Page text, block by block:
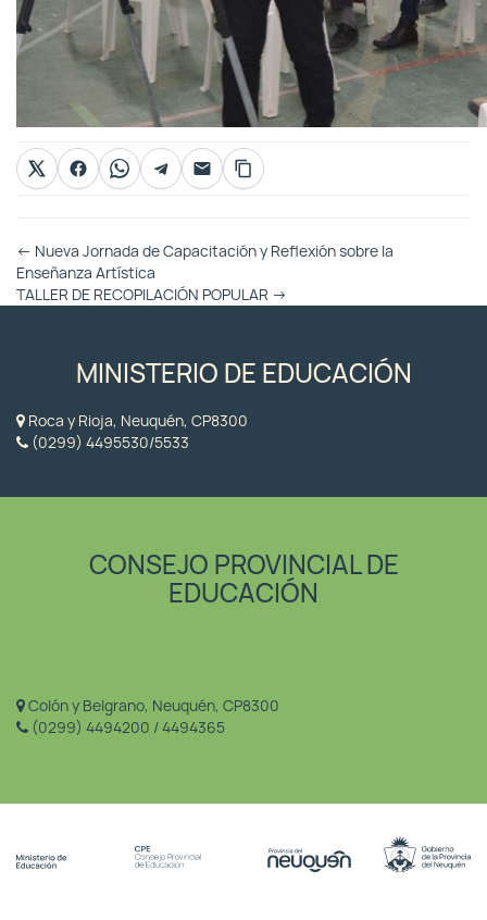
Otras
Entradas
← Nueva Jornada de Capacitación y Reflexión sobre la
Enseñanza Artística
TALLER DE RECOPILACIÓN POPULAR →
MINISTERIO DE EDUCACIÓN
Roca y Rioja, Neuquén, CP8300
(0299) 4495530/5533
CONSEJO PROVINCIAL DE
EDUCACIÓN
Colón y Belgrano, Neuquén, CP8300
(0299) 4494200 / 4494365